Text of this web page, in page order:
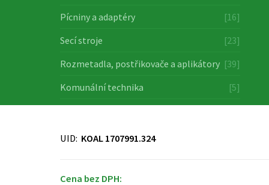
Pícniny a adaptéry
[16]
Secí stroje
[23]
Rozmetadla, postřikovače a aplikátory [39]
Komunální technika
[5]
UID: KOAL 1707991.324
Cena bez DPH: